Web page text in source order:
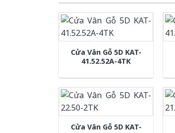
Cửa Vân Gỗ 5D KAT-
41.52.52A-4TK
Cửa Vân Gỗ 5D KAT-